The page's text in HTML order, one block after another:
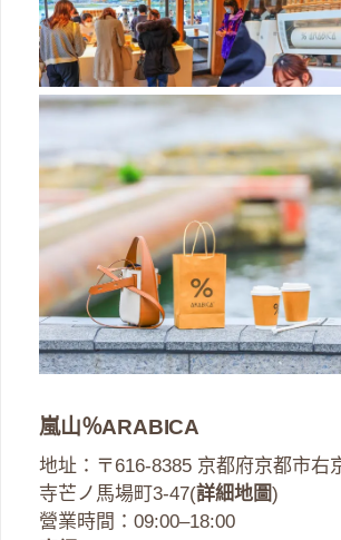
嵐山％ARABICA
地址：〒616-8385 京都府京都市右
寺芒ノ馬場町3-47(詳細地圖)
營業時間：09:00–18:00